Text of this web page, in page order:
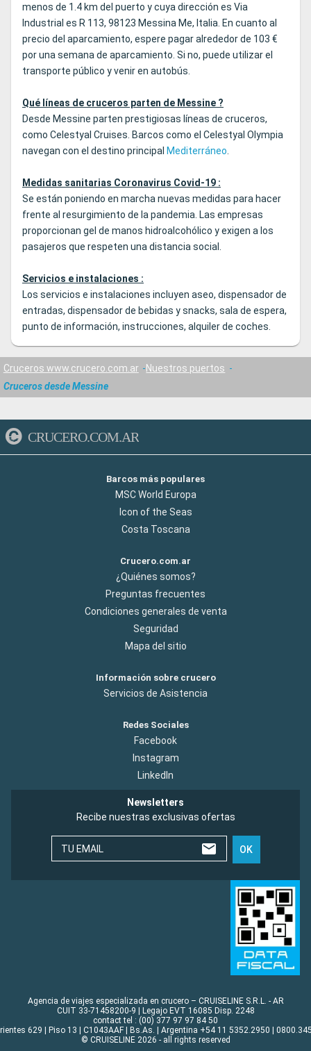
menos de 1.4 km del puerto y cuya dirección es Via
Industrial es R 113, 98123 Messina Me, Italia. En cuanto al
precio del aparcamiento, espere pagar alrededor de 103 €
por una semana de aparcamiento. Si no, puede utilizar el
transporte público y venir en autobús.
Qué líneas de cruceros parten de Messine ?
Desde Messine parten prestigiosas líneas de cruceros,
como Celestyal Cruises. Barcos como el Celestyal Olympia
navegan con el destino principal Mediterráneo
Medidas sanitarias Coronavirus Covid-19 :
Se están poniendo en marcha nuevas medidas para hacer
frente al resurgimiento de la pandemia. Las empresas
proporcionan gel de manos hidroalcohólico y exigen a los
pasajeros que respeten una distancia social.
Servicios e instalaciones :
Los servicios e instalaciones incluyen aseo, dispensador de
entradas, dispensador de bebidas y snacks, sala de espera,
punto de información, instrucciones, alquiler de coches.
Cruceros www.crucero.com.ar
Nuestros puertos
Cruceros desde Messine
CRUCERO.COM.AR
Barcos más populares
MSC World Europa
Icon of the Seas
Costa Toscana
Crucero.com.ar
¿Quiénes somos?
Preguntas frecuentes
Condiciones generales de venta
Seguridad
Mapa del sitio
Información sobre crucero
Servicios de Asistencia
Redes Sociales
Facebook
Instagram
LinkedIn
Newsletters
Recibe nuestras exclusivas ofertas
TU EMAIL OK
Agencia de viajes especializada en crucero – CRUISELINE S.R.L. - AR
CUIT 33-71458200-9 | Legajo EVT 16085 Disp. 2248
contact tel : (00) 377 97 97 84 50
629 | Piso 13 | C1043AAF | Bs.As. | Argentina +54 11 5352.2950 |
© CRUISELINE 2026 - all rights reserved